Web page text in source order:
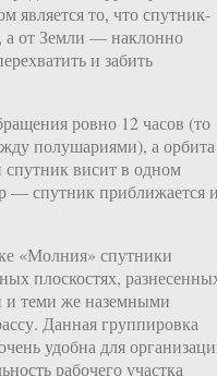
то, что спутник-
а от Земли — наклонно
и забить
ровно 12 часов (то
полушариями), а орбита
спутник висит в одном
— спутник приближается
«Молния» спутники
плоскостях,
и теми же наземными
Данная группировка
удобна для
рабочего участка